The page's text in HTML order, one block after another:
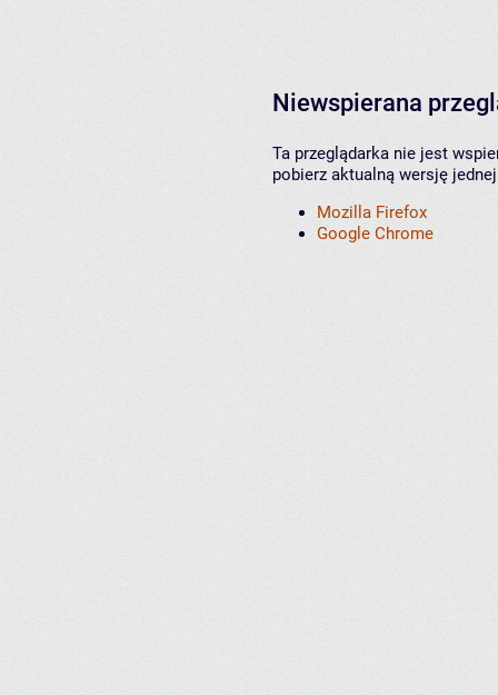
Niewspierana
Ta przeglądarka nie jest
pobierz aktualną wersję
Mozilla Firefox
Google Chrome